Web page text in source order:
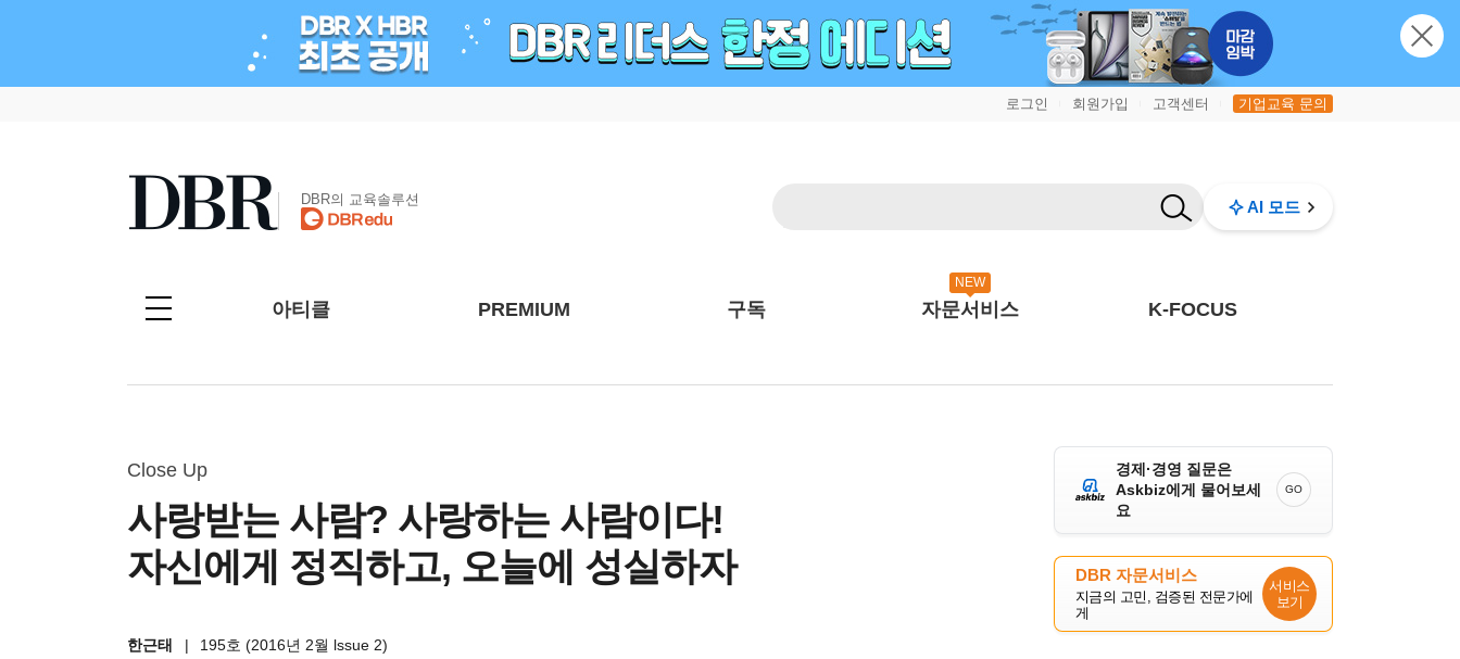
로그인 회원가입 고객센터 기업교육 문의
DBR의 교육솔루션 AI 모드
아티클 PREMIUM 구독
NEW
자문서비스 K-FOCUS
Close Up
사랑받는 사람? 사랑하는 사람이다!
자신에게 정직하고, 오늘에 성실하자
한근태 | 195호 (2016년 2월 lssue 2)
경제·경영 질문은
Askbiz에게 물어보세
요
GO
DBR 자문서비스
지금의 고민, 검증된 전문가에
게
서비스
보기